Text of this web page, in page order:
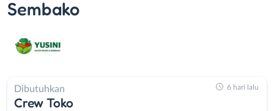
Sembako
Dibutuhkan
Crew Toko
6 hari lalu